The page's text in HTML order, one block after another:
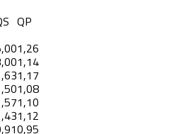
QP
1,26
1,14
1,17
1,08
1,10
1,12
0,95